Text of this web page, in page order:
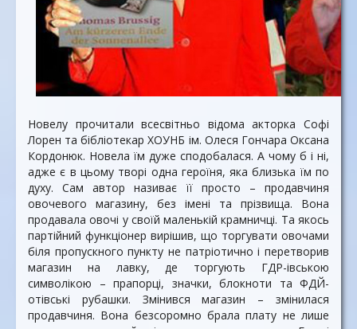
Новелу прочитали всесвітньо відома акторка Софі
Лорен та бібліотекар ХОУНБ ім. Олеся Гончара Оксана
Кордонюк. Новела їм дуже сподобалася. А чому б і ні,
адже є в цьому творі одна героїня, яка близька їм по
духу. Сам автор називає її просто – продавчиня
овочевого магазину, без імені та прізвища. Вона
продавала овочі у своїй маленькій крамничці. Та якось
партійний функціонер вирішив, що торгувати овочами
біля пропускного пункту не патріотично і перетворив
магазин на лавку, де торгують ГДР-івською
символікою – прапорці, значки, блокноти та ФДЙ-
отівські рубашки. Змінився магазин – змінилася
продавчиня. Вона безсоромно брала плату не лише